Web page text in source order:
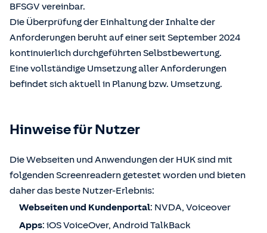
BFSGV vereinbar.
Die Überprüfung der Einhaltung der Inhalte der
Anforderungen beruht auf einer seit September 2024
kontinuierlich durchgeführten Selbstbewertung.
Eine vollständige Umsetzung aller Anforderungen
befindet sich aktuell in Planung bzw. Umsetzung.
Hinweise für Nutzer
Die Webseiten und Anwendungen der HUK sind mit
folgenden Screenreadern getestet worden und bieten
daher das beste Nutzer-Erlebnis:
Webseiten und Kundenportal: NVDA, Voiceover
Apps: iOS VoiceOver, Android TalkBack